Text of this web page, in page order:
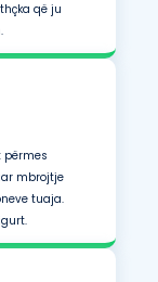
që ju
përmes
mbrojtje
tuaja.